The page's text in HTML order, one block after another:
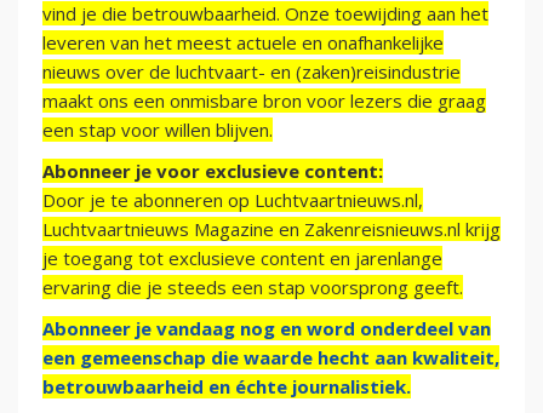
vind je die betrouwbaarheid. Onze toewijding aan het
leveren van het meest actuele en onafhankelijke
nieuws over de luchtvaart- en (zaken)reisindustrie
maakt ons een onmisbare bron voor lezers die graag
een stap voor willen blijven.
Abonneer je voor exclusieve content:
Door je te abonneren op Luchtvaartnieuws.nl,
Luchtvaartnieuws Magazine en Zakenreisnieuws.nl krijg
je toegang tot exclusieve content en jarenlange
ervaring die je steeds een stap voorsprong geeft.
Abonneer je vandaag nog en word onderdeel van
een gemeenschap die waarde hecht aan kwaliteit,
betrouwbaarheid en échte journalistiek.